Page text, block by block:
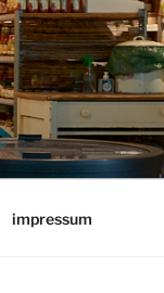
impressum